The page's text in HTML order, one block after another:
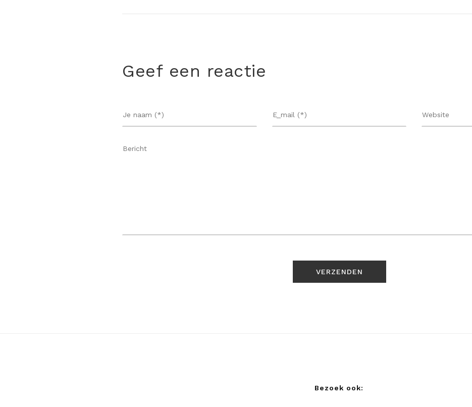
Geef een reactie
Bezoek ook: